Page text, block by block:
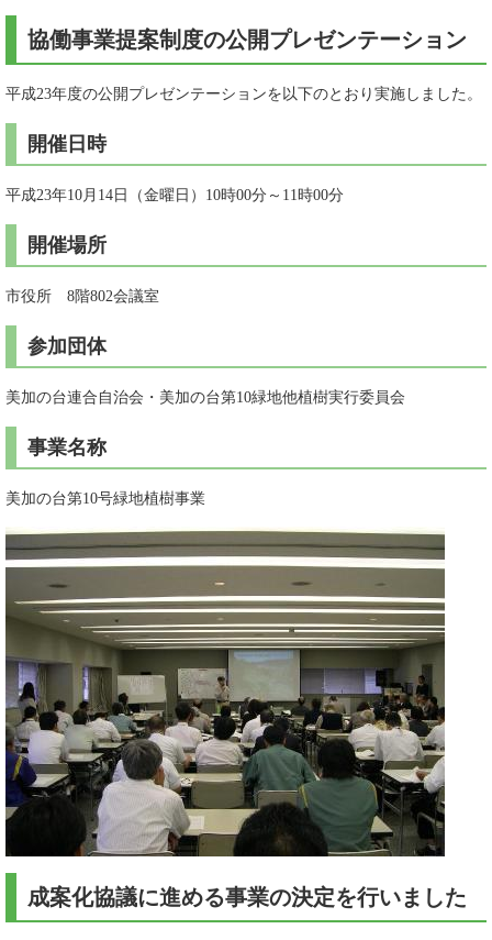
協働事業提案制度の公開プレゼンテーション
平成23年度の公開プレゼンテーションを以下のとおり実施しました。
開催日時
平成23年10月14日（金曜日）10時00分～11時00分
開催場所
市役所 8階802会議室
参加団体
美加の台連合自治会・美加の台第10緑地他植樹実行委員会
事業名称
美加の台第10号緑地植樹事業
成案化協議に進める事業の決定を行いました